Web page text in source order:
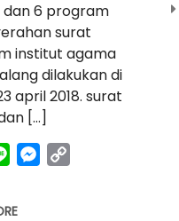
6 program
surat
institut agama
dilakukan di
april 2018. surat
[…]
line messenger